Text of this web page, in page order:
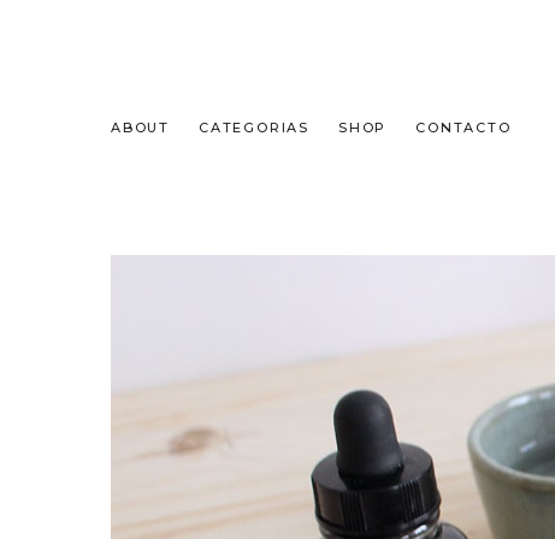
ABOUT CATEGORIAS SHOP CONTACTO